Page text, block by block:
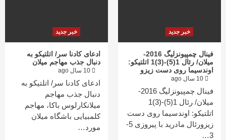
خبر جدید
ادعای کادنا سر/ اتلتیکو به
دنبال جذب مهاجم میلان
ادعای کادنا سر/ اتلتیکو به
دنبال جذب مهاجم
میلانکارلوس باکا، مهاجم
کلمبیایی باشگاه میلان
مورد…
خبر جدید
فینال چمپیونزلیگ 2016-
میلان/ رئال 1(5)-(3)1 اتلتیکو:
اوندسیما روی دست زیزو
فینال چمپیونزلیگ 2016-
میلان/ رئال 1(5)-(3)1
اتلتیکو: اوندسیما روی دست
زیزورئال مادرید با پیروزی 5-
3…